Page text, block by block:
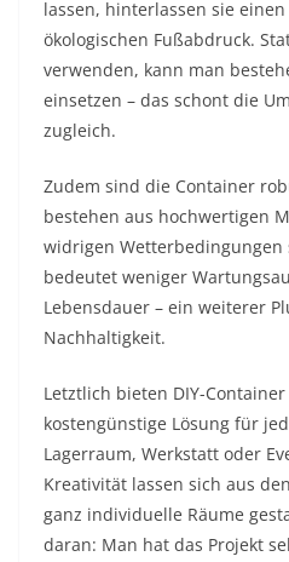
lassen, hinterlassen sie
ökologischen Fußabdruck.
verwenden, kann man
einsetzen – das schont die
zugleich.
Zudem sind die Container
bestehen aus hochwertigen
widrigen Wetterbedingungen
bedeutet weniger
Lebensdauer – ein weiterer
Nachhaltigkeit.
Letztlich bieten DIY-
kostengünstige Lösung für
Lagerraum, Werkstatt oder
Kreativität lassen sich aus
ganz individuelle Räume
daran: Man hat das Projekt